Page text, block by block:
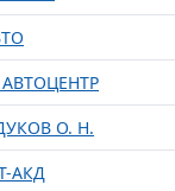
О. Н.
АКД